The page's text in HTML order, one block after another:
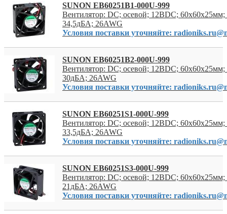
SUNON EB60251B1-000U-999
Вентилятор: DC; осевой; 12ВDC; 60x60x25мм;
34,5дБА; 26AWG
Условия поставки уточняйте:
SUNON EB60251B2-000U-999
Вентилятор: DC; осевой; 12ВDC; 60x60x25мм;
30дБА; 26AWG
Условия поставки уточняйте:
SUNON EB60251S1-000U-999
Вентилятор: DC; осевой; 12ВDC; 60x60x25мм;
33,5дБА; 26AWG
Условия поставки уточняйте:
SUNON EB60251S3-000U-999
Вентилятор: DC; осевой; 12ВDC; 60x60x25мм;
21дБА; 26AWG
Условия поставки уточняйте: